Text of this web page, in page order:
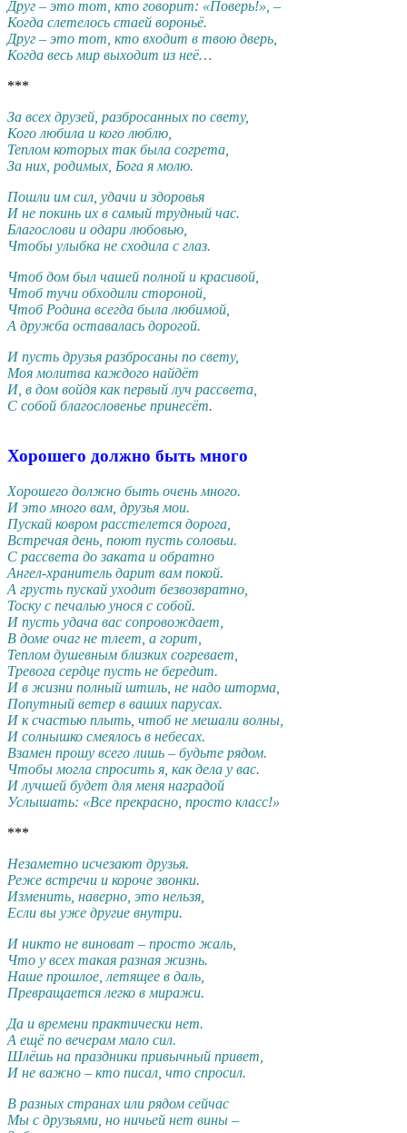
Друг – это тот, кто говорит: «Поверь!», –
Когда слетелось стаей вороньё.
Друг – это тот, кто входит в твою дверь,
Когда весь мир выходит из неё…
***
За всех друзей, разбросанных по свету,
Кого любила и кого люблю,
Теплом которых так была согрета,
За них, родимых, Бога я молю.
Пошли им сил, удачи и здоровья
И не покинь их в самый трудный час.
Благослови и одари любовью,
Чтобы улыбка не сходила с глаз.
Чтоб дом был чашей полной и красивой,
Чтоб тучи обходили стороной,
Чтоб Родина всегда была любимой,
А дружба оставалась дорогой.
И пусть друзья разбросаны по свету,
Моя молитва каждого найдёт
И, в дом войдя как первый луч рассвета,
С собой благословенье принесёт.
Хорошего должно быть много
Хорошего должно быть очень много.
И это много вам, друзья мои.
Пускай ковром расстелется дорога,
Встречая день, поют пусть соловьи.
С рассвета до заката и обратно
Ангел-хранитель дарит вам покой.
А грусть пускай уходит безвозвратно,
Тоску с печалью унося с собой.
И пусть удача вас сопровождает,
В доме очаг не тлеет, а горит,
Теплом душевным близких согревает,
Тревога сердце пусть не бередит.
И в жизни полный штиль, не надо шторма,
Попутный ветер в ваших парусах.
И к счастью плыть, чтоб не мешали волны,
И солнышко смеялось в небесах.
Взамен прошу всего лишь – будьте рядом.
Чтобы могла спросить я, как дела у вас.
И лучшей будет для меня наградой
Услышать: «Все прекрасно, просто класс!»
***
Незаметно исчезают друзья.
Реже встречи и короче звонки.
Изменить, наверно, это нельзя,
Если вы уже другие внутри.
И никто не виноват – просто жаль,
Что у всех такая разная жизнь.
Наше прошлое, летящее в даль,
Превращается легко в миражи.
Да и времени практически нет.
А ещё по вечерам мало сил.
Шлёшь на праздники привычный привет,
И не важно – кто писал, что спросил.
В разных странах или рядом сейчас
Мы с друзьями, но ничьей нет вины –